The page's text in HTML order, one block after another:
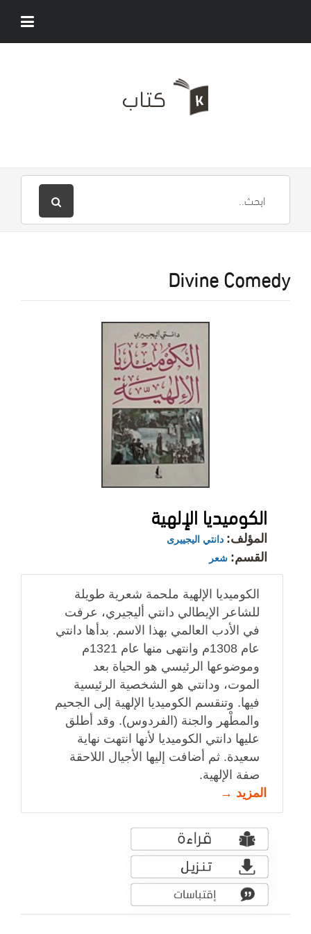
Divine Comedy
الكوميديا الإلهية
المؤلف: دانتي اليجييرى
القسم: شعر
الكوميديا الإلهية ملحمة شعرية طويلة
للشاعر الإيطالي دانتي أليجيري، عرفت
في الأدب العالمي بهذا الاسم. بدأها دانتي
عام 1308م وانتهى منها عام 1321م
وموضوعها الرئيسي هو الحياة بعد
الموت، ودانتي هو الشخصية الرئيسية
فيها. وتنقسم الكوميديا الإلهية إلى الجحيم
والمطْهر والجنة (الفردوس). وقد أطلق
عليها دانتي الكوميديا لأنها انتهت نهاية
سعيدة. ثم أضافت إليها الأجيال اللاحقة
صفة الإلهية.
المزيد →